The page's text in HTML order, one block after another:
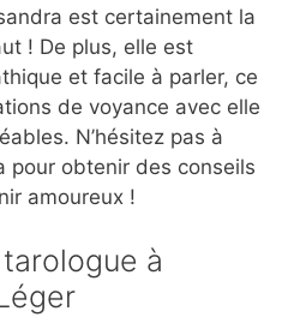
est certainement la
! De plus, elle est
et facile à parler, ce
de voyance avec elle
N’hésitez pas à
pour obtenir des conseils
amoureux !
à